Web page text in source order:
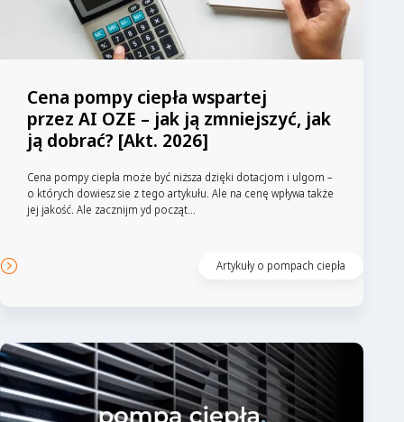
Cena pompy ciepła wspartej
przez AI OZE – jak ją zmniejszyć, jak
ją dobrać? [Akt. 2026]
Cena pompy ciepła może być niższa dzięki dotacjom i ulgom –
o których dowiesz sie z tego artykułu. Ale na cenę wpływa także
jej jakość. Ale zacznijm yd począt...
Artykuły o pompach ciepła